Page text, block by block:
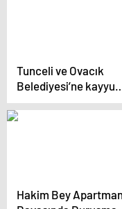
Tunceli ve Ovacık
Belediyesi’ne
atanmasının
belediye önünde
Hakim Bey